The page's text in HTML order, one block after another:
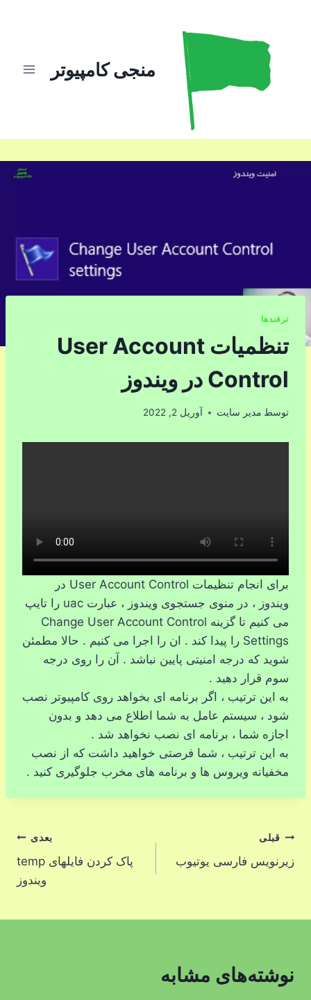
منجی کامپیوتر
ترفندها
تنظمیات User Account
Control در ویندوز
توسط مدیر سایت آوریل 2, 2022
برای انجام تنظیمات User Account Control در
ویندوز ، در منوی جستجوی ویندوز ، عبارت uac را تایپ
می کنیم تا گزینه Change User Account Control
Settings را پیدا کند . ان را اجرا می کنیم . حالا مطمئن
شوید که درجه امنیتی پایین نباشد . آن را روی درجه
سوم قرار دهید .
به این ترتیب ، اگر برنامه ای بخواهد روی کامپیوتر نصب
شود ، سیستم عامل به شما اطلاع می دهد و بدون
اجازه شما ، برنامه ای نصب نخواهد شد .
به این ترتیب ، شما فرصتی خواهید داشت که از نصب
مخفیانه ویروس ها و برنامه های مخرب جلوگیری کنید .
راهبری
نوشته
قبلی
زیرنویس فارسی یوتیوب
بعدی
پاک کردن فایلهای temp
ویندوز
نوشته‌های مشابه